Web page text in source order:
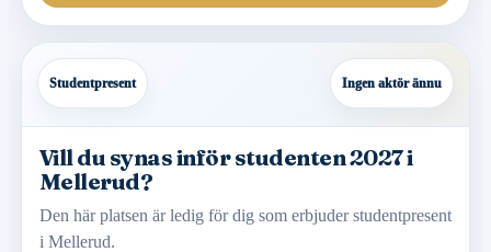
Studentpresent Ingen aktör ännu
Vill du synas inför studenten 2027 i
Mellerud?
Den här platsen är ledig för dig som erbjuder studentpresent
i Mellerud.